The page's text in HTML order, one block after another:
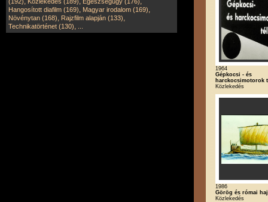
Hangosított diafilm (169), Magyar irodalom (169),
Növénytan (168), Rajzfilm alapján (133),
Technikatörténet (130),
1964
Gépkocsi - és
harckocsimotorok
Közlekedés
1986
Görög és római
Közlekedés